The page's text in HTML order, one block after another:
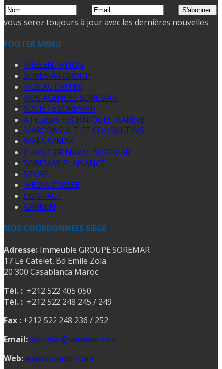
vous serez toujours à jour avec les dernières nouvelles
FOOTER MENU
PRESENTATION
SOREMAR GROUP
NOS ACTIVITES
NOS AGENCES SOREMAR
SOCIETE SOREMAR
ATELIERS TECHNIQUES MARINE
MARCONSULT ET CONSULTING
WAFA SAMAK
CHANTIER NAVAL SOREMAR
SOREMAR PLAISANCE
STORE
MEDIA/PRESSE
CONTACT
GARMIN
NOS COORDONNEES SIEGE
Adresse: Immeuble GROUPE SOREMAR
17 Le Catelet, Bd Emile Zola
20 300 Casablanca Maroc
Tél. : +212 522 405 050
Tél. : +212 522 248 245 / 249
Fax : +212 522 248 236 / 252
Email:soremar@soremar.com
Web:www.soremar.com